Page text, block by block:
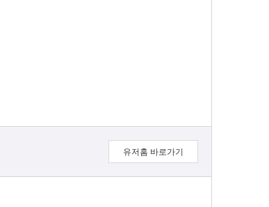
유저홈 바로가기